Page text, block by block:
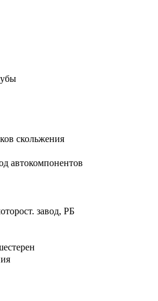
скольжения
автокомпонентов
завод, РБ